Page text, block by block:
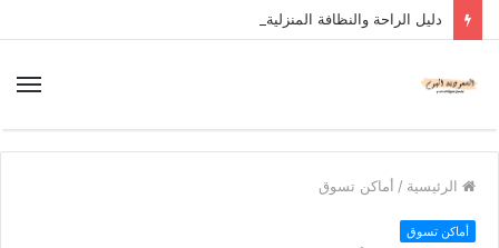
دليل الراحة والنظافة المنزلية
الرئيسية / أماكن تسوق
أماكن تسوق